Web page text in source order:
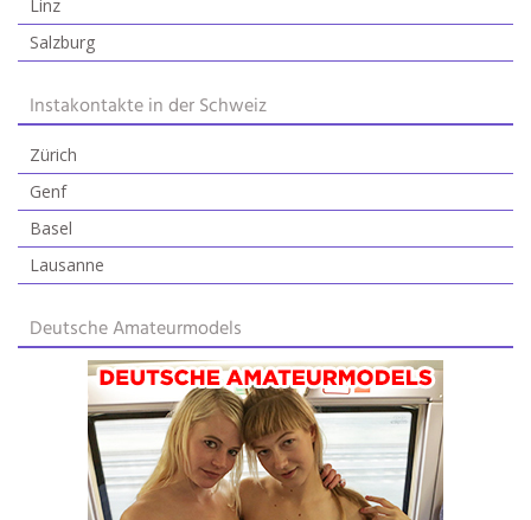
Linz
Salzburg
Instakontakte in der Schweiz
Zürich
Genf
Basel
Lausanne
Deutsche Amateurmodels